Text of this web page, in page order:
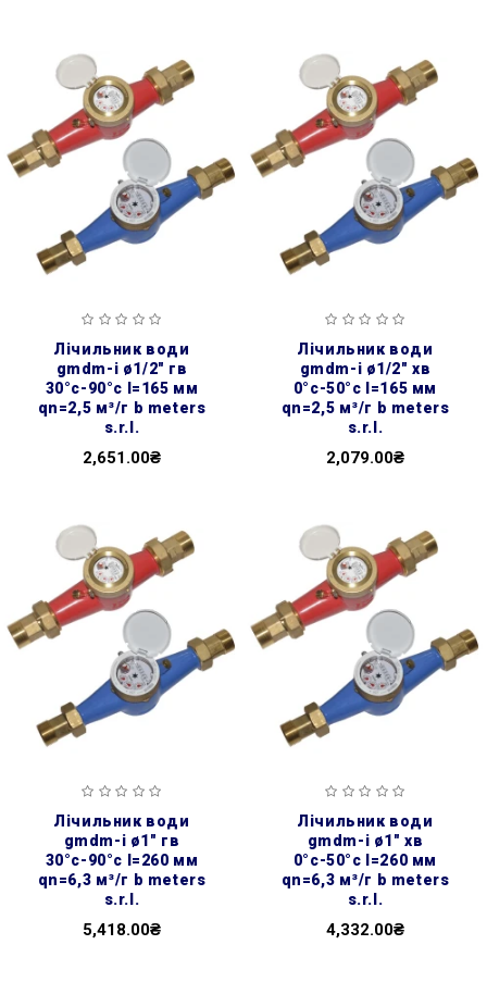
лічильник води
gmdm-i ø1/2″ гв
30°с-90°с l=165 мм
qn=2,5 м³/г b meters
s.r.l.
2,651.00₴
лічильник води
gmdm-i ø1/2″ хв
0°с-50°с l=165 мм
qn=2,5 м³/г b meters
s.r.l.
2,079.00₴
лічильник води
gmdm-i ø1″ гв
30°с-90°с l=260 мм
qn=6,3 м³/г b meters
s.r.l.
5,418.00₴
лічильник води
gmdm-i ø1″ хв
0°с-50°с l=260 мм
qn=6,3 м³/г b meters
s.r.l.
4,332.00₴